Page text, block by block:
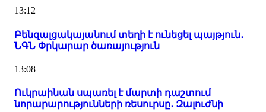
13:12
Բենզալցակայանում տեղի է ունեցել պայթյուն․
ՆԳՆ Փրկարար ծառայություն
13:08
Ուկրաինան սպառել է մարտի դաշտում
նորարարությունների ռեսուրսը․ Զալուժնի